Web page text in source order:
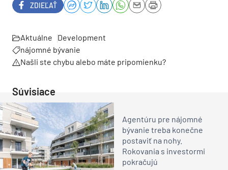
ZDIEĽAŤ
Aktuálne
Development
nájomné bývanie
Našli ste chybu alebo máte pripomienku?
Súvisiace
Agentúru pre nájomné
bývanie treba konečne
postaviť na nohy.
Rokovania s investormi
pokračujú